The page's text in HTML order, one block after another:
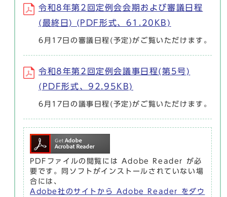
令和8年第2回定例会会期および審議日程
(最終日) (PDF形式、61.20KB)
6月17日の審議日程(予定)がご覧いただけます。
令和8年第2回定例会議事日程(第5号)
(PDF形式、92.95KB)
6月17日の議事日程(予定)がご覧いただけます。
PDFファイルの閲覧には Adobe Reader が必
要です。同ソフトがインストールされていない場
合には、
Adobe社のサイトから Adobe Reader をダウ